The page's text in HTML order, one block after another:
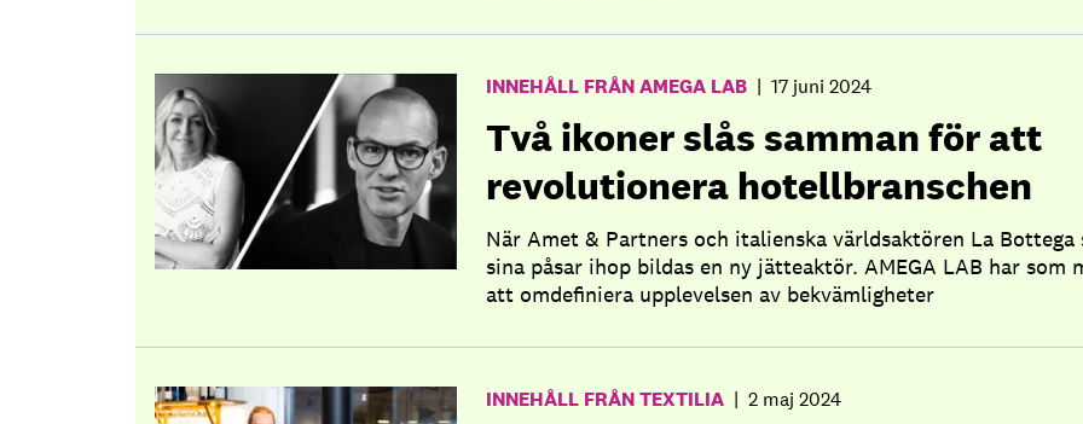
INNEHÅLL FRÅN AMEGA LAB | 17 juni 2024
Två ikoner slås samman för att
revolutionera hotellbranschen
När Amet & Partners och italienska världsaktören La Bottega
sina påsar ihop bildas en ny jätteaktör. AMEGA LAB har som
att omdefiniera upplevelsen av bekvämligheter
INNEHÅLL FRÅN TEXTILIA | 2 maj 2024